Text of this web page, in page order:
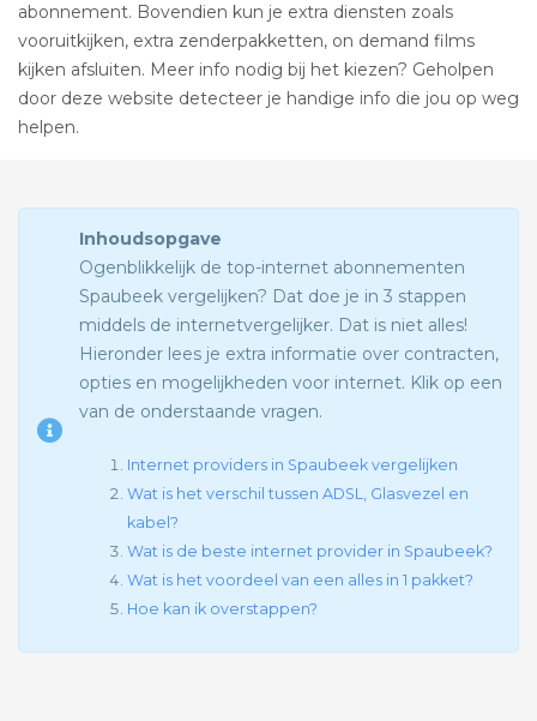
abonnement. Bovendien kun je extra diensten zoals
vooruitkijken, extra zenderpakketten, on demand films
kijken afsluiten. Meer info nodig bij het kiezen? Geholpen
door deze website detecteer je handige info die jou op weg
helpen.
Inhoudsopgave
Ogenblikkelijk de top-internet abonnementen
Spaubeek vergelijken? Dat doe je in 3 stappen
middels de internetvergelijker. Dat is niet alles!
Hieronder lees je extra informatie over contracten,
opties en mogelijkheden voor internet. Klik op een
van de onderstaande vragen.
Internet providers in Spaubeek vergelijken
Wat is het verschil tussen ADSL, Glasvezel en
kabel?
Wat is de beste internet provider in Spaubeek?
Wat is het voordeel van een alles in 1 pakket?
Hoe kan ik overstappen?